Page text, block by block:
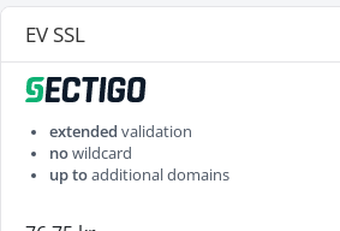
EV SSL
extended validation
nowildcard
up toadditional domains